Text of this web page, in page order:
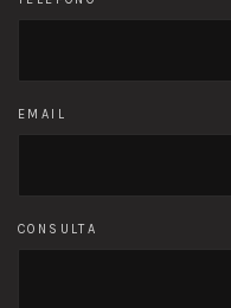
EMAIL
CONSULTA